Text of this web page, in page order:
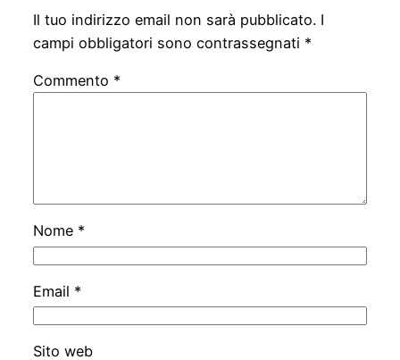
Il tuo indirizzo email non sarà pubblicato. I
campi obbligatori sono contrassegnati *
Commento *
Nome *
Email *
Sito web